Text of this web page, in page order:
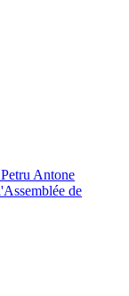
Antone
de